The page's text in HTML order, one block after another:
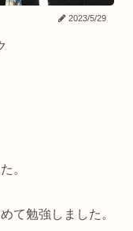
2023/5/29
。
て勉強しました。